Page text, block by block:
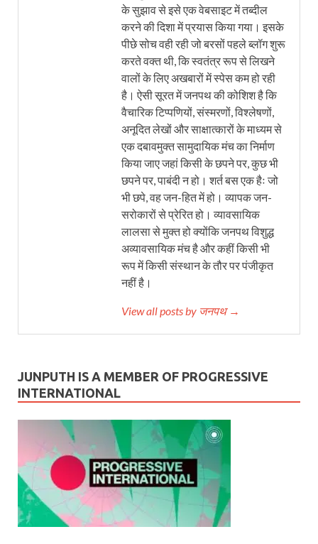
के सुझाव से इसे एक वेबसाइट में तब्दील
करने की दिशा में प्रयास किया गया। इसके
पीछे सोच वही रही जो बरसों पहले ब्लॉग शुरू
करते वक्त थी, कि स्वतंत्र रूप से लिखने
वालों के लिए अखबारों में स्पेस कम हो रही
है। ऐसी सूरत में जनपथ की कोशिश है कि
वैचारिक टिप्पणियों, संस्मरणों, विश्लेषणों,
अनूदित लेखों और साक्षात्कारों के माध्यम से
एक दबावमुक्त सामुदायिक मंच का निर्माण
किया जाए जहां किसी के छपने पर, कुछ भी
छपने पर, पाबंदी न हो। शर्त बस एक हैः जो
भी छपे, वह जन-हित में हो। व्यापक जन-
सरोकारों से प्रेरित हो। व्यावसायिक
लालसा से मुक्त हो क्योंकि जनपथ विशुद्ध
अव्यावसायिक मंच है और कहीं किसी भी
रूप में किसी संस्थान के तौर पर पंजीकृत
नहीं है।
View all posts by जनपथ →
JUNPUTH IS A MEMBER OF PROGRESSIVE
INTERNATIONAL